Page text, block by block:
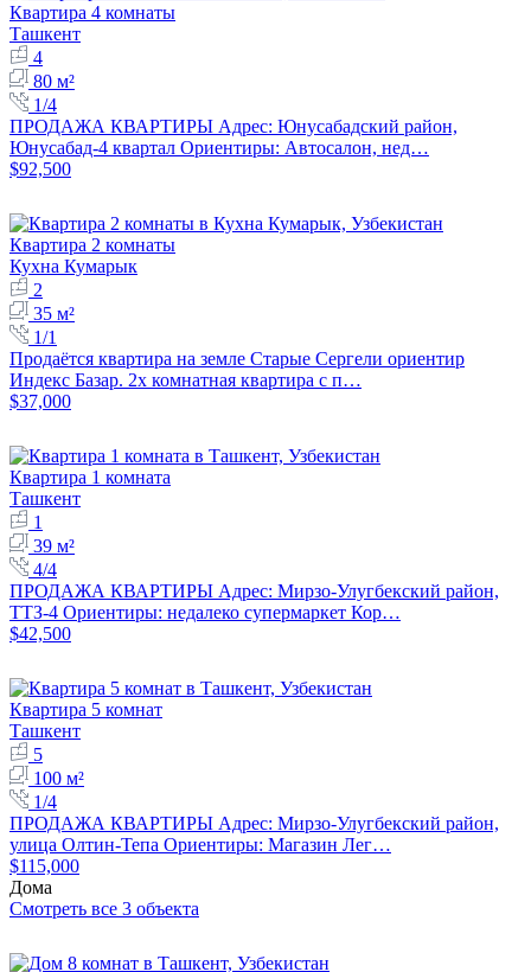
Квартира 4 комнаты
Ташкент
4
80 м²
1/4
ПРОДАЖА КВАРТИРЫ Адрес: Юнусабадский район,
Юнусабад-4 квартал Ориентиры: Автосалон, нед…
$92,500
Квартира 2 комнаты
Кухна Кумарык
2
35 м²
1/1
Продаётся квартира на земле Старые Сергели ориентир
Индекс Базар. 2х комнатная квартира с п…
$37,000
Квартира 1 комната
Ташкент
1
39 м²
4/4
ПРОДАЖА КВАРТИРЫ Адрес: Мирзо-Улугбекский район,
ТТЗ-4 Ориентиры: недалеко супермаркет Кор…
$42,500
Квартира 5 комнат
Ташкент
5
100 м²
1/4
ПРОДАЖА КВАРТИРЫ Адрес: Мирзо-Улугбекский район,
улица Олтин-Тепа Ориентиры: Магазин Лег…
$115,000
Дома
Смотреть все 3 объекта